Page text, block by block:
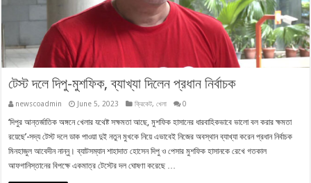
টেস্ট দলে দিপু-মুশফিক, ব্যাখ্যা দিলেন প্রধান নির্বাচক
newscoadmin June 5, 2023 ক্রিকেট,খেলা 0
‘দিপুর আন্তর্জাতিক অঙ্গনে খেলার যথেষ্ট সক্ষমতা আছে, মুশফিক হাসানের ধারবাহিকভাবে ভালো বল করার ক্ষমতা
রয়েছে’-সদ্য টেস্ট দলে ডাক পাওয়া দুই নতুন মুখকে নিয়ে এভাবেই নিজের অবস্থান ব্যাখ্যা করেন প্রধান নির্বাচক
মিনহাজুল আবেদীন নান্নু। ব্যাটসম্যান শাহাদাত হোসেন দিপু ও পেসার মুশফিক হাসানকে রেখে গতকাল
আফগানিস্তানের বিপক্ষে একমাত্র টেস্টের দল ঘোষণা করেছে …